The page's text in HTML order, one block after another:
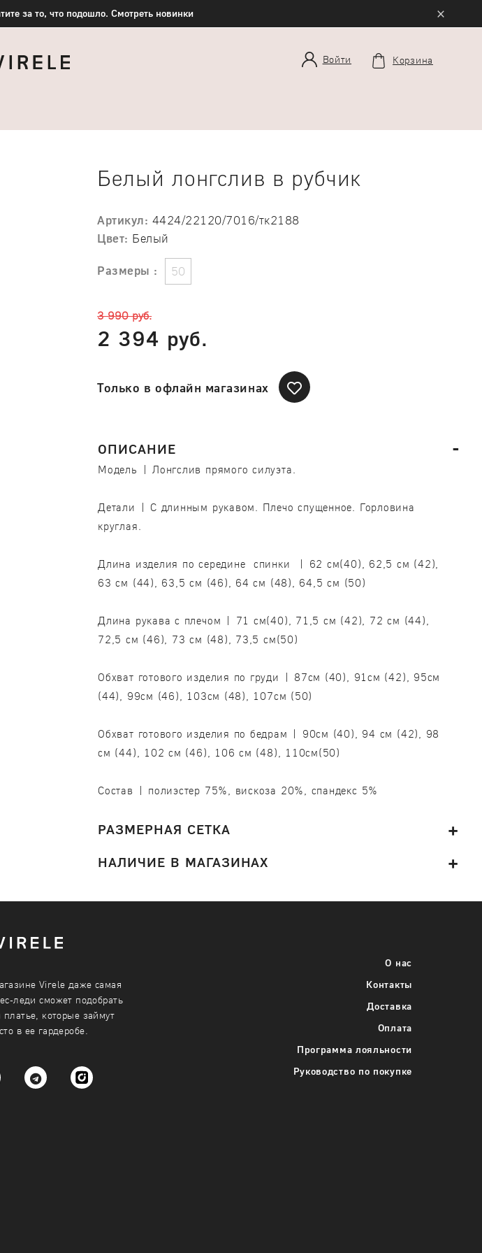
за то, что подошло. Смотреть новинки ×
Войти Корзина
Белый лонгслив в рубчик
Артикул: 4424/22120/7016/тк2188
Цвет: Белый
Размеры : 50
3 990 руб.
2 394 руб.
Только в офлайн магазинах
ОПИСАНИЕ
Модель | Лонгслив прямого силуэта.
Детали | С длинным рукавом. Плечо спущенное. Горловина
круглая.
Длина изделия по середине спинки | 62 см(40), 62,5 см (42),
63 см (44), 63,5 см (46), 64 см (48), 64,5 см (50)
Длина рукава с плечом | 71 см(40), 71,5 см (42), 72 см (44),
72,5 см (46), 73 см (48), 73,5 см(50)
Обхват готового изделия по груди | 87см (40), 91см (42), 95см
(44), 99см (46), 103см (48), 107см (50)
Обхват готового изделия по бедрам | 90см (40), 94 см (42), 98
см (44), 102 см (46), 106 см (48), 110см(50)
Состав | полиэстер 75%, вискоза 20%, спандекс 5%
РАЗМЕРНАЯ СЕТКА
НАЛИЧИЕ В МАГАЗИНАХ
Virele даже самая
леди сможет подобрать
которые займут
в ее гардеробе.
О нас
Контакты
Доставка
Оплата
Программа лояльности
Руководство по покупке